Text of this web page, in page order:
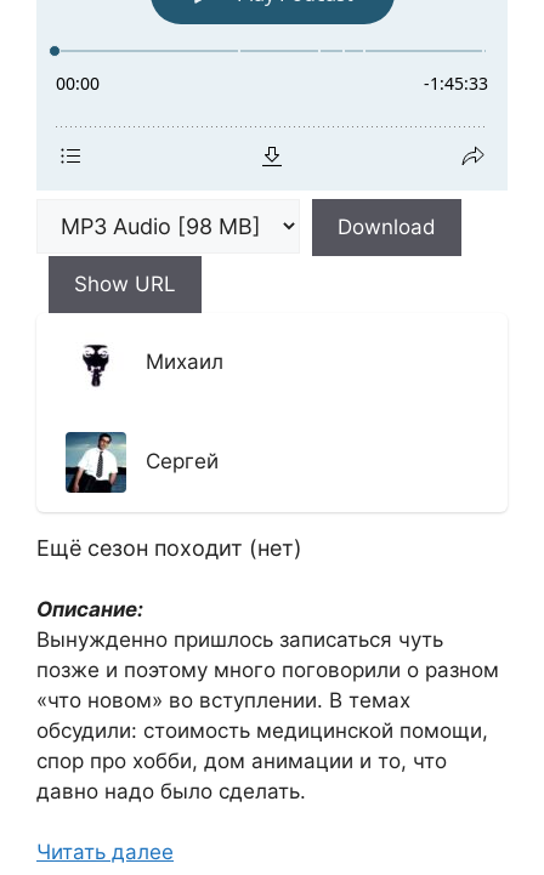
Download
Show URL
Михаил
Сергей
Ещё сезон походит (нет)
Описание:
Вынужденно пришлось записаться чуть
позже и поэтому много поговорили о разном
«что новом» во вступлении. В темах
обсудили: стоимость медицинской помощи,
спор про хобби, дом анимации и то, что
давно надо было сделать.
Читать далее